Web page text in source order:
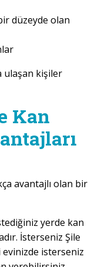
düzeyde olan
ulaşan kişiler
Kan
avantajlı olan bir
yerde kan
İsterseniz Şile
isterseniz